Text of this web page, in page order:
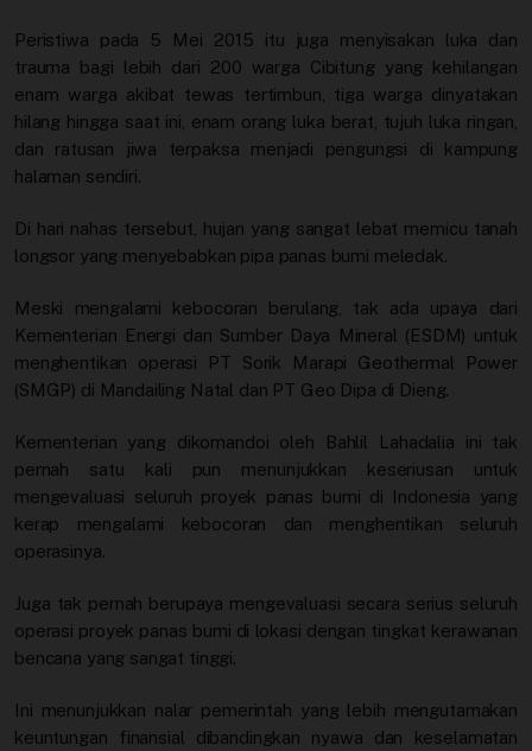
Peristiwa pada 5 Mei 2015 itu juga menyisakan luka dan
trauma bagi lebih dari 200 warga Cibitung yang kehilangan
enam warga akibat tewas tertimbun, tiga warga dinyatakan
hilang hingga saat ini, enam orang luka berat, tujuh luka ringan,
dan ratusan jiwa terpaksa menjadi pengungsi di kampung
halaman sendiri.
Di hari nahas tersebut, hujan yang sangat lebat memicu tanah
longsor yang menyebabkan pipa panas bumi meledak.
Meski mengalami kebocoran berulang, tak ada upaya dari
Kementerian Energi dan Sumber Daya Mineral (ESDM) untuk
menghentikan operasi PT Sorik Marapi Geothermal Power
(SMGP) di Mandailing Natal dan PT Geo Dipa di Dieng.
Kementerian yang dikomandoi oleh Bahlil Lahadalia ini tak
pernah satu kali pun menunjukkan keseriusan untuk
mengevaluasi seluruh proyek panas bumi di Indonesia yang
kerap mengalami kebocoran dan menghentikan seluruh
operasinya.
Juga tak pernah berupaya mengevaluasi secara serius seluruh
operasi proyek panas bumi di lokasi dengan tingkat kerawanan
bencana yang sangat tinggi.
Ini menunjukkan nalar pemerintah yang lebih mengutamakan
keuntungan finansial dibandingkan nyawa dan keselamatan